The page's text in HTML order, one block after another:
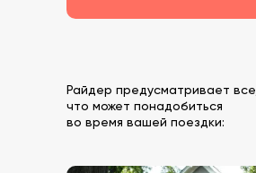
Райдер предусматривает все,
что может понадобиться
во время вашей поездки: